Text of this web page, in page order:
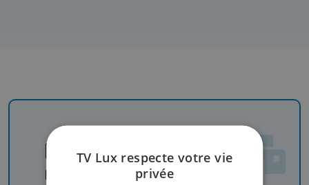
Newsletter
Rejoignez-nous
TV Lux respecte votre vie
privée